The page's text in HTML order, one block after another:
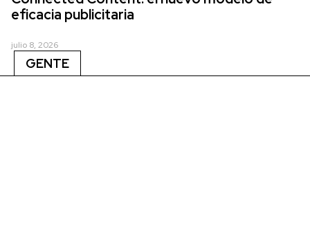
eficacia publicitaria
julio 8, 2026
GENTE